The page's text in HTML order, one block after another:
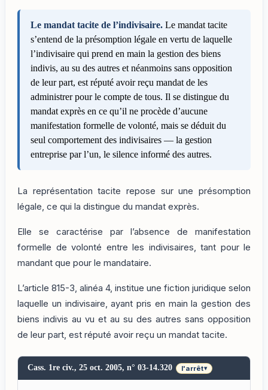
Le mandat tacite de l’indivisaire. Le mandat tacite
s’entend de la présomption légale en vertu de laquelle
l’indivisaire qui prend en main la gestion des biens
indivis, au su des autres et néanmoins sans opposition
de leur part, est réputé avoir reçu mandat de les
administrer pour le compte de tous. Il se distingue du
mandat exprès en ce qu’il ne procède d’aucune
manifestation formelle de volonté, mais se déduit du
seul comportement des indivisaires — la gestion
entreprise par l’un, le silence informé des autres.
La représentation tacite repose sur une présomption
légale, ce qui la distingue du mandat exprès.
Elle se caractérise par l’absence de manifestation
formelle de volonté entre les indivisaires, tant pour le
mandant que pour le mandataire.
L’article 815-3, alinéa 4, institue une fiction juridique selon
laquelle un indivisaire, ayant pris en main la gestion des
biens indivis au vu et au su des autres sans opposition
de leur part, est réputé avoir reçu un mandat tacite.
Cass. 1re civ., 25 oct. 2005, n° 03-14.320 l'arrêt▾